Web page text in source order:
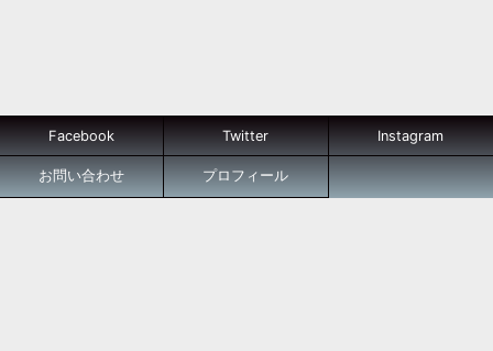
Facebook Twitter Instagram
お問い合わせ プロフィール